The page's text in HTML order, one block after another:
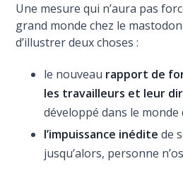
Une mesure qui n’aura pas
grand monde chez le
d’illustrer deux choses :
le nouveau rapport de
les travailleurs et leur
développé dans le monde
l’impuissance inédite de
jusqu’alors, personne